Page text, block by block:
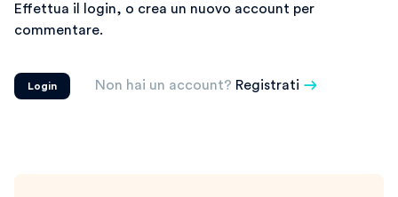
Effettua il login, o crea un nuovo account per
commentare.
Login Non hai un account? Registrati